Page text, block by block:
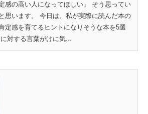
感の高い人になってほしい」 そう思ってい
思います。 今日は、私が実際に読んだ本の
定感を育てるヒントになりそうな本を5選
対する言葉がけに気...